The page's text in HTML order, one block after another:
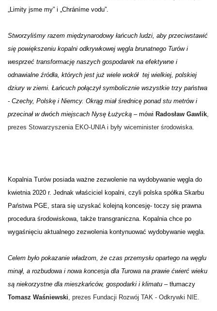
„Limity jsme my” i „Chráníme vodu”.
Stworzyliśmy razem międzynarodowy łańcuch ludzi, aby przeciwstawić
się powiększeniu kopalni odkrywkowej węgla brunatnego Turów i
wesprzeć transformację naszych gospodarek na efektywne i
odnawialne źródła, których jest już wiele wokół tej wielkiej, polskiej
dziury w ziemi. Łańcuch połączył symbolicznie wszystkie trzy państwa
- Czechy, Polskę i Niemcy. Okrąg miał średnicę ponad stu metrów i
przecinał w dwóch miejscach Nysę Łużycką – mówi Radosław Gawlik,
prezes Stowarzyszenia EKO-UNIA i były wiceminister środowiska.
Kopalnia Turów posiada ważne zezwolenie na wydobywanie węgla do
kwietnia 2020 r. Jednak właściciel kopalni, czyli polska spółka Skarbu
Państwa PGE, stara się uzyskać kolejną koncesję- toczy się prawna
procedura środowiskowa, także transgraniczna. Kopalnia chce po
wygaśnięciu aktualnego zezwolenia kontynuować wydobywanie węgla.
Celem było pokazanie władzom, że czas przemysłu opartego na węglu
minął, a rozbudowa i nowa koncesja dla Turowa na prawie ćwierć wieku
są niekorzystne dla mieszkańców, gospodarki i klimatu
Tomasz Waśniewski, prezes Fundacji Rozwój TAK - Odkrywki NIE.